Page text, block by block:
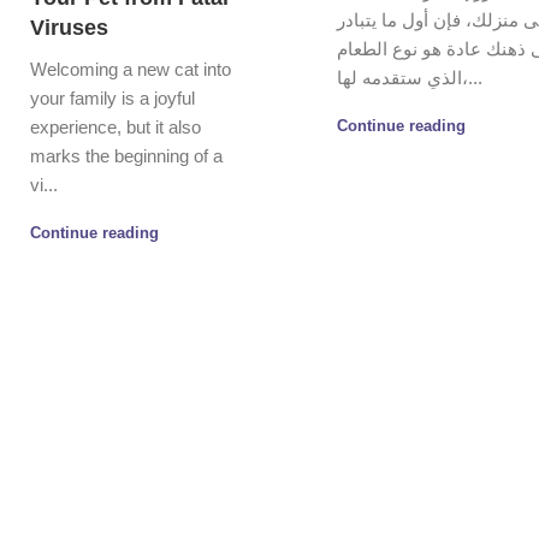
Viruses
Welcoming a new cat into
your family is a joyful
experience, but it also
marks the beginning of a
vi...
Continue reading
منزلك، فإن أول ما يتبادر
ذهنك عادة هو نوع الطعام
الذي ستقدمه لها،...
Continue reading